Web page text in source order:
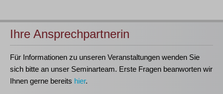
Ihre Ansprechpartnerin
Für Informationen zu unseren Veranstaltungen wenden Sie
sich bitte an unser Seminarteam. Erste Fragen beanworten wir
Ihnen gerne bereits hier.